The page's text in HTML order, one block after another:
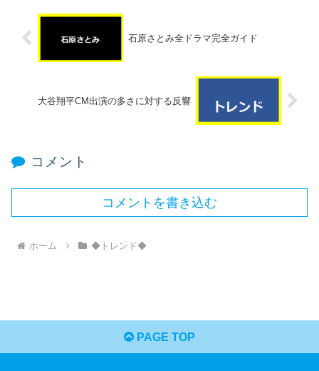
石原さとみ全ドラマ完全ガイド
大谷翔平CM出演の多さに対する反響
コメント
コメントを書き込む
ホーム ◆トレンド◆
PAGE TOP